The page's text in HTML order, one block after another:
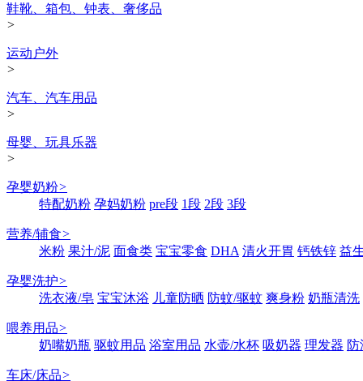
鞋靴、箱包、钟表、奢侈品
>
运动户外
>
汽车、汽车用品
>
母婴、玩具乐器
>
孕婴奶粉>
特配奶粉 孕妈奶粉 pre段 1段 2段 3段
营养/辅食>
米粉 果汁/泥 面食类 宝宝零食 DHA 清火开胃 钙铁锌 益
孕婴洗护>
洗衣液/皂 宝宝沐浴 儿童防晒 防蚊/驱蚊 爽身粉 奶瓶清洗
喂养用品>
奶嘴奶瓶 驱蚊用品 浴室用品 水壶/水杯 吸奶器 理发器
车床/床品>